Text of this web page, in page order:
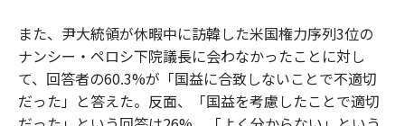
また、尹大統領が休暇中に訪韓した米国権力序列3位の
ナンシー・ペロシ下院議長に会わなかったことに対し
て、回答者の60.3%が「国益に合致しないことで不適切
だった」と答えた。反面、「国益を考慮したことで適切